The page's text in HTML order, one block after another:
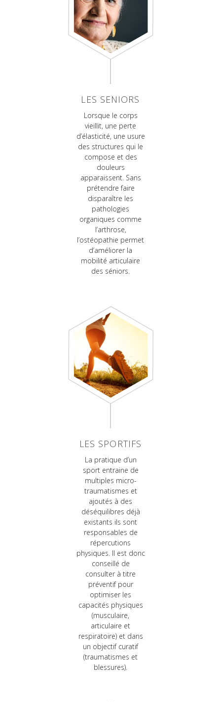
LES SENIORS
Lorsque le corps
vieillit, une perte
d’élasticité, une usure
des structures qui le
compose et des
douleurs
apparaissent. Sans
prétendre faire
disparaître les
pathologies
organiques comme
l’arthrose,
l’ostéopathie permet
d’améliorer la
mobilité articulaire
des séniors.
LES SPORTIFS
La pratique d’un
sport entraine de
multiples micro-
traumatismes et
ajoutés à des
déséquilibres déjà
existants ils sont
responsables de
répercutions
physiques. Il est donc
conseillé de
consulter à titre
préventif pour
optimiser les
capacités physiques
(musculaire,
articulaire et
respiratoire) et dans
un objectif curatif
(traumatismes et
blessures).